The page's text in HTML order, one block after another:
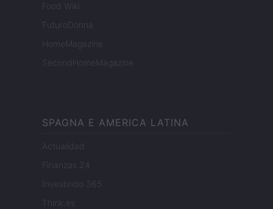
Food Wiki
FuturoDonna
HomeMagazine
SecondHomeMagazine
SPAGNA E AMERICA LATINA
Actualidad
Finanzas 24
Investindo 365
Think.es